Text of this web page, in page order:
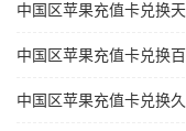
中国区苹果充值卡兑换
中国区苹果充值卡兑换
中国区苹果充值卡兑换